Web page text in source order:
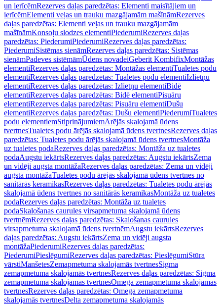
un ierīcēmRezerves daļas paredzētas: Elementi maisītājiem un
ierīcēmElementi veļas un trauku mazgājamām mašīnāmRezerves
daļas paredzētas: Elementi veļas un trauku mazgājamām
mašīnāmKonsoļu slodzes elementiPiederumiRezerves daļas
paredzētas: PiederumiPiederumiRezerves daļas paredzētas:
PiederumiSistēmas sienāmRezerves daļas paredzētas: Sistēmas
sienāmPadeves sistēmāmŪdens novadeiGeberit KombifixMontāžas
elementiRezerves daļas paredzētas: Montāžas elementiTualetes podu
elementiRezerves daļas paredzētas: Tualetes podu elementiIzlietņu
elementiRezerves daļas paredzētas: Izlietņu elementiBidē
elementiRezerves daļas paredzētas: Bidē elementiPisuāru
elementiRezerves daļas paredzētas: Pisuāru elementiDušu
elementiRezerves daļas paredzētas: Dušu elementiPiederumiTualetes
podu elementiemStiprinājumiemĀrējās skalojamā ūdens
tvertnesTualetes podu ārējās skalojamā ūdens tvertnesRezerves daļas
paredzētas: Tualetes podu ārējās skalojamā ūdens tvertnesMontāža
uz tualetes podaRezerves daļas paredzētas: Montāža uz tualetes
podaAugstu iekārtsRezerves daļas paredzētas: Augstu iekārtsZema
un vidēji augsta montāžaRezerves daļas paredzētas: Zema un vidēji
augsta montāžaTualetes podu ārējās skalojamā ūdens tvertnes no
sanitārās keramikasRezerves daļas paredzētas: Tualetes podu ārējās
skalojamā ūdens tvertnes no sanitārās keramikasMontāža uz tualetes
podaRezerves daļas paredzētas: Montāža uz tualetes
podaSkalošanas caurules virsapmetuma skalojamā ūdens
tvertnēmRezerves daļas paredzētas: Skalošanas caurules
virsapmetuma skalojamā ūdens tvertnēmAugstu iekārtsRezerves
daļas paredzētas: Augstu iekārtsZema un vidēji augsta
montāžaPiederumiRezerves daļas paredzētas:
PiederumiPieslēgumiRezerves daļas paredzētas: PieslēgumiStūra
vārstiManšetesZemapmetuma skalojamās tvertnesSigma
zemapmetuma skalojamās tvertnesRezerves daļas paredzētas: Sigma
zemapmetuma skalojamās tvertnesOmega zemapmetuma skalojamās
tvertnesRezerves daļas paredzētas: Omega zemapmetuma
skalojamās tvertnesDelta zemapmetuma skalojamās